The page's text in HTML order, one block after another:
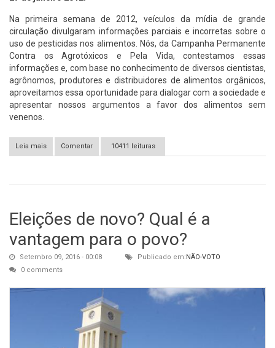
Na primeira semana de 2012, veículos da mídia de grande
circulação divulgaram informações parciais e incorretas sobre o
uso de pesticidas nos alimentos. Nós, da Campanha Permanente
Contra os Agrotóxicos e Pela Vida, contestamos essas
informações e, com base no conhecimento de diversos cientistas,
agrônomos, produtores e distribuidores de alimentos orgânicos,
aproveitamos essa oportunidade para dialogar com a sociedade e
apresentar nossos argumentos a favor dos alimentos sem
venenos.
Leia mais
sobre Cinco esclarecimentos sobre Agrotóxicos, Alimentos
Orgânicos e Agroecológicos
Comentar 10411 leituras
Eleições de novo? Qual é a
vantagem para o povo?
Setembro 09, 2016 - 00:08 Publicado em: NÃO-VOTO
0 comments